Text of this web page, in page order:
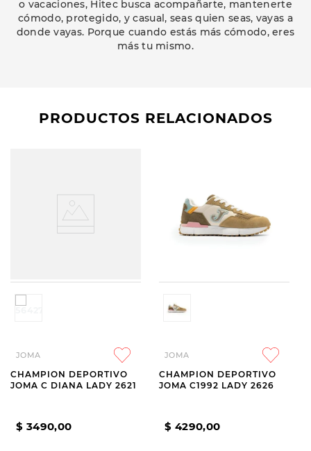
o vacaciones, Hitec busca acompañarte, mantenerte
cómodo, protegido, y casual, seas quien seas, vayas a
donde vayas. Porque cuando estás más cómodo, eres
más tu mismo.
PRODUCTOS RELACIONADOS
JOMA
CHAMPION DEPORTIVO
JOMA C DIANA LADY 2621
$ 3490,00
JOMA
CHAMPION DEPORTIVO
JOMA C1992 LADY 2626
$ 4290,00